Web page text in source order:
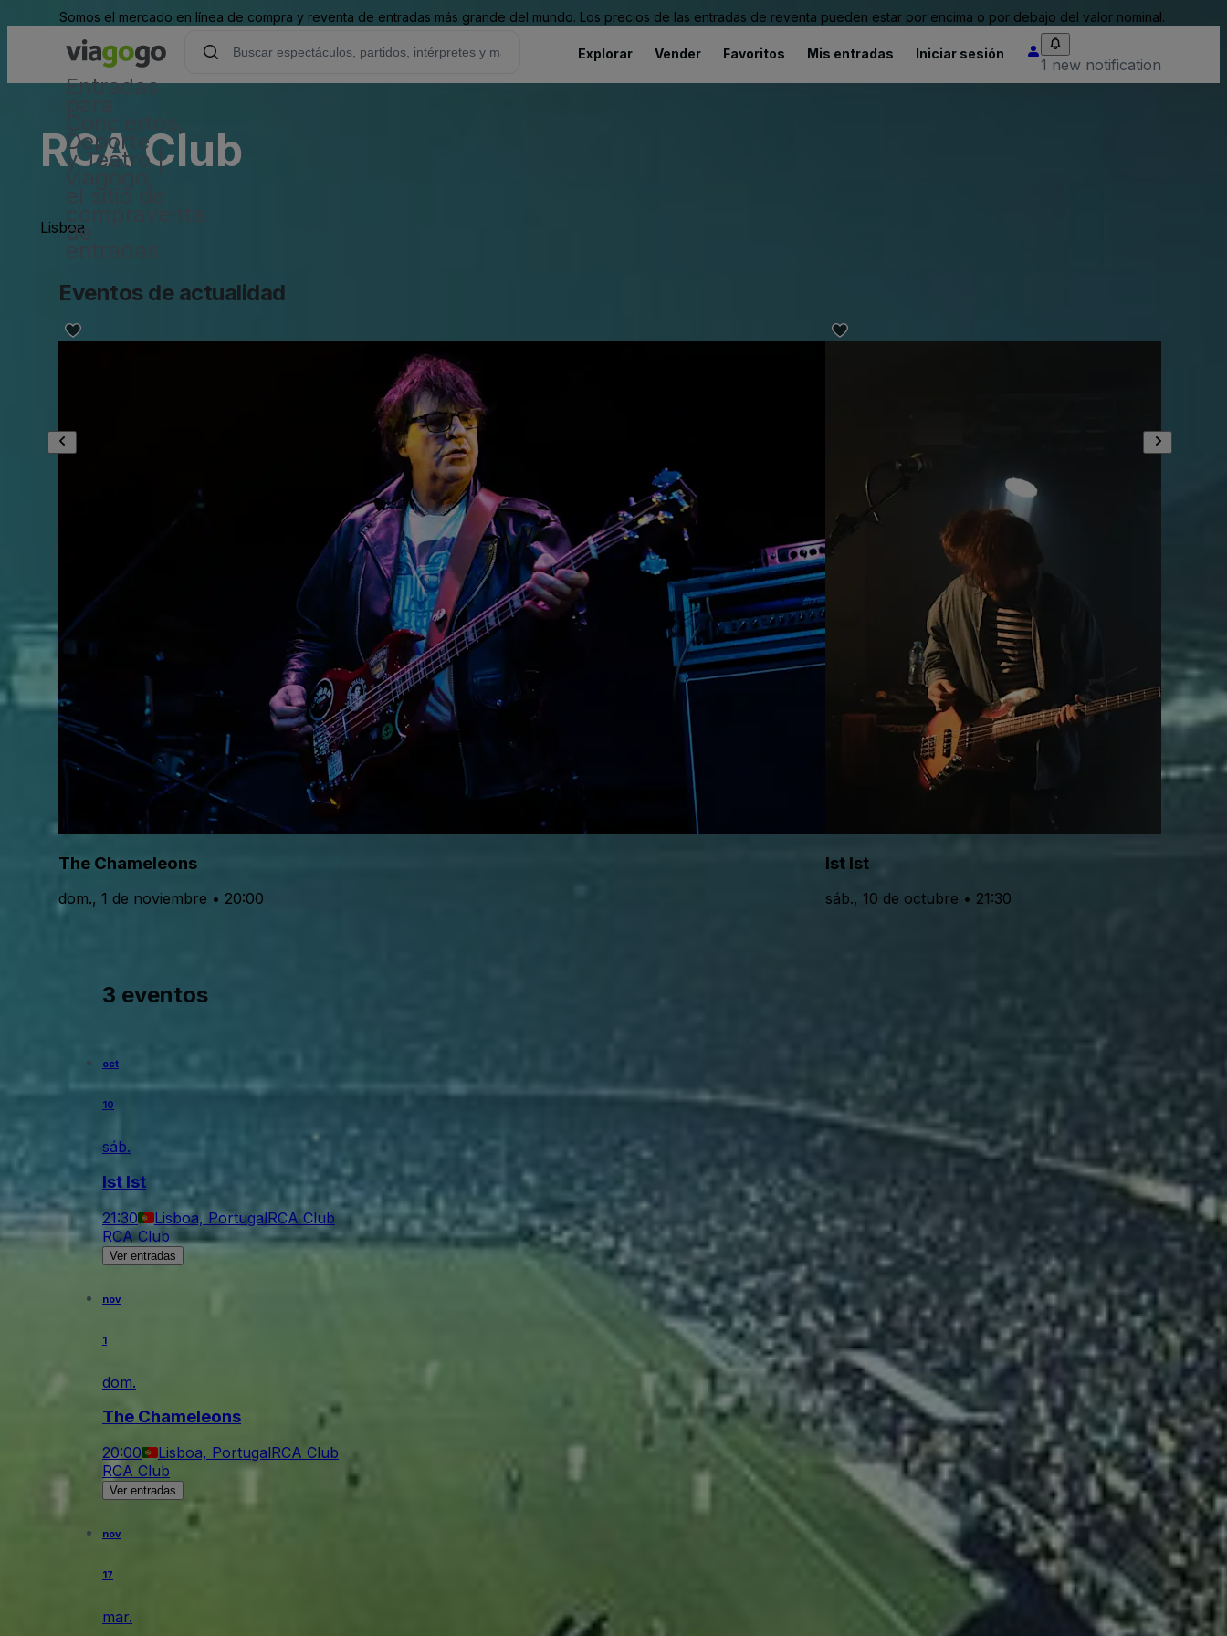
Somos el mercado en línea de compra y reventa de entradas más grande del mundo. Los precios de las entradas de reventa pueden estar por encima o por debajo del valor nominal.
Entradas
Deporte
y Teatro |
de
Explorar Vender Favoritos Mis entradas Iniciar sesión
1 new notification
RCA Club
Lisboa
Eventos de actualidad
The Chameleons
dom., 1 de noviembre • 20:00
Ist Ist
sáb., 10 de octubre • 21:30
3 eventos
oct
10
sáb.
Ist Ist
21:30 Lisboa, PortugalRCA Club
RCA Club
Ver entradas
nov
1
dom.
The Chameleons
20:00 Lisboa, PortugalRCA Club
RCA Club
Ver entradas
nov
17
mar.